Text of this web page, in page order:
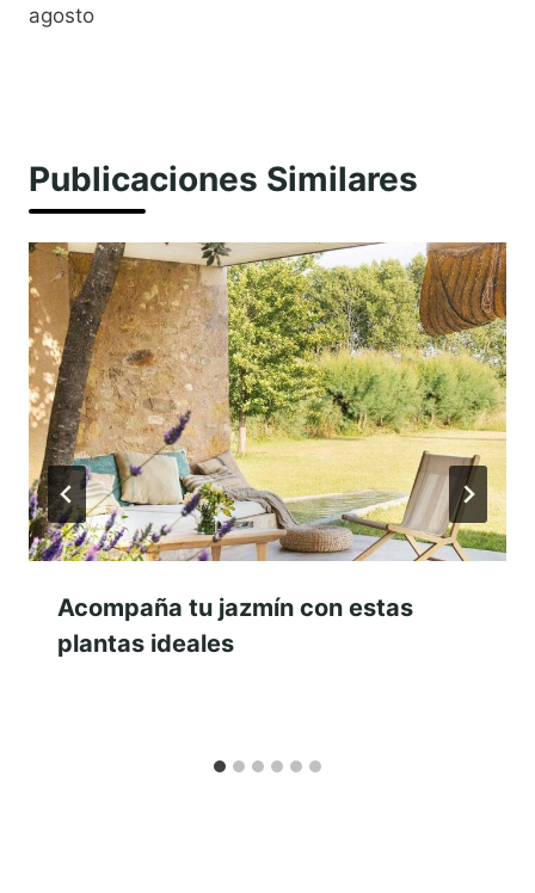
agosto
Publicaciones Similares
Acompaña tu jazmín con estas
plantas ideales